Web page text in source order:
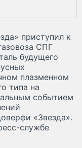
приступил к
СПГ
будущего
плазменном
типа на
событием
«Звезда».
службе